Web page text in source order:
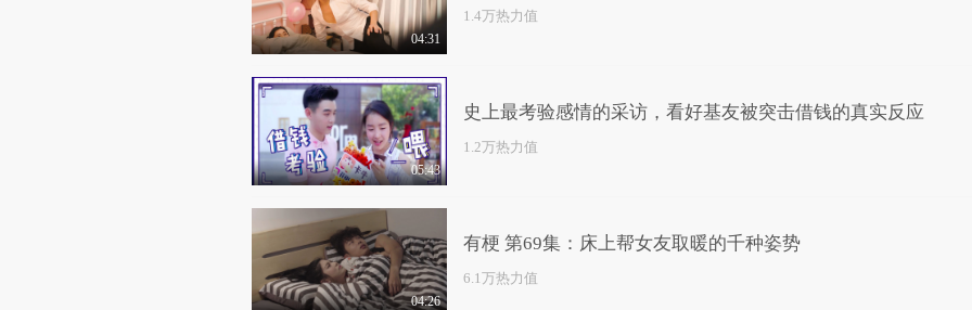
04:31
1.4万热力值
05:43
史上最考验感情的采访，看好基友被突击借钱的真实反应
1.2万热力值
04:26
有梗 第69集：床上帮女友取暖的千种姿势
6.1万热力值